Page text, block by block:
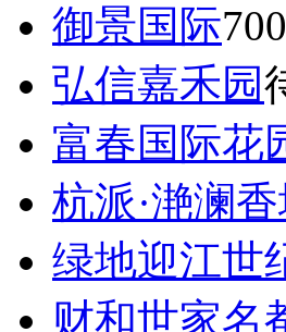
御景国际
弘信嘉禾园
富春国际花
杭派·滟澜
绿地迎江世
财和世家名